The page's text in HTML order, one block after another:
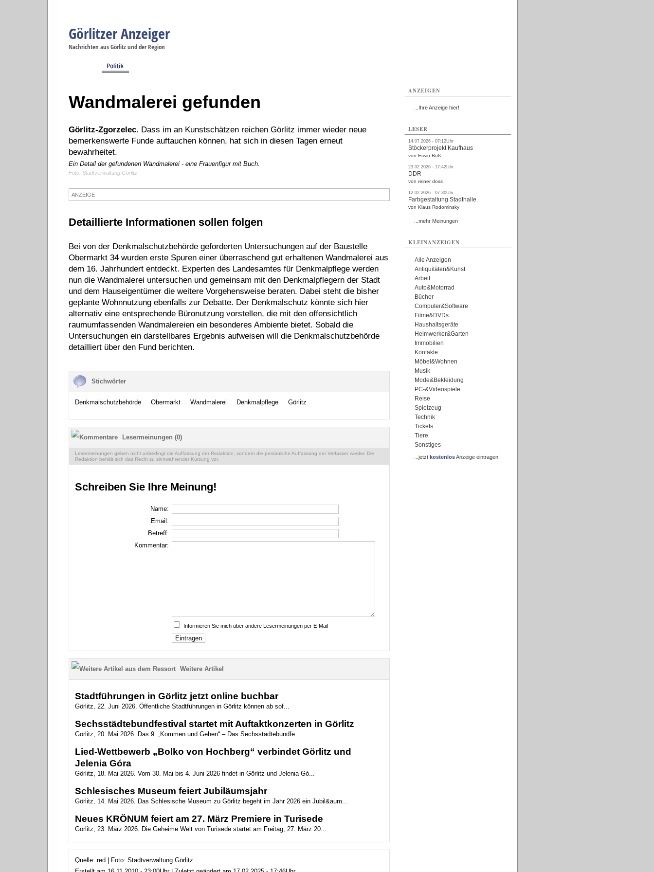
Görlitzer Anzeiger
Nachrichten aus Görlitz und der Region
Wandmalerei gefunden
Görlitz-Zgorzelec. Dass im an Kunstschätzen reichen Görlitz immer wieder neue
bemerkenswerte Funde auftauchen können, hat sich in diesen Tagen erneut
bewahrheitet.
Ein Detail der gefundenen Wandmalerei - eine Frauenfigur mit Buch.
Foto: Stadtverwaltung Görlitz
ANZEIGE
Detaillierte Informationen sollen folgen
Bei von der Denkmalschutzbehörde geforderten Untersuchungen auf der Baustelle
Obermarkt 34 wurden erste Spuren einer überraschend gut erhaltenen Wandmalerei aus
dem 16. Jahrhundert entdeckt. Experten des Landesamtes für Denkmalpflege werden
nun die Wandmalerei untersuchen und gemeinsam mit den Denkmalpflegern der Stadt
und dem Hauseigentümer die weitere Vorgehensweise beraten. Dabei steht die bisher
geplante Wohnnutzung ebenfalls zur Debatte. Der Denkmalschutz könnte sich hier
alternativ eine entsprechende Büronutzung vorstellen, die mit den offensichtlich
raumumfassenden Wandmalereien ein besonderes Ambiente bietet. Sobald die
Untersuchungen ein darstellbares Ergebnis aufweisen will die Denkmalschutzbehörde
detailliert über den Fund berichten.
Stichwörter
Denkmalschutzbehörde Obermarkt Wandmalerei Denkmalpflege Görlitz
Lesermeinungen (0)
Lesermeinungen geben nicht unbedingt die Auffassung der Redaktion, sondern die persönliche Auffassung der Verfasser wieder. Die
Redaktion behält sich das Recht zu sinnwahrender Kürzung vor.
Schreiben Sie Ihre Meinung!
Name:
Email:
Betreff:
Kommentar:
Informieren Sie mich über andere Lesermeinungen per E-Mail
Weitere Artikel
Stadtführungen in Görlitz jetzt online buchbar
Görlitz, 22. Juni 2026. Öffentliche Stadtführungen in Görlitz können ab sof...
Sechsstädtebundfestival startet mit Auftaktkonzerten in Görlitz
Görlitz, 20. Mai 2026. Das 9. „Kommen und Gehen“ – Das Sechsstädtebundfe...
Lied-Wettbewerb „Bolko von Hochberg“ verbindet Görlitz und
Jelenia Góra
Görlitz, 18. Mai 2026. Vom 30. Mai bis 4. Juni 2026 findet in Görlitz und Jelenia Gó...
Schlesisches Museum feiert Jubiläumsjahr
Görlitz, 14. Mai 2026. Das Schlesische Museum zu Görlitz begeht im Jahr 2026 ein Jubil&aum...
Neues KRÖNUM feiert am 27. März Premiere in Turisede
Görlitz, 23. März 2026. Die Geheime Welt von Turisede startet am Freitag, 27. März 20...
Quelle: red | Foto: Stadtverwaltung Görlitz
ANZEIGEN
...Ihre Anzeige hier!
LESER
14.07.2026 - 07:12Uhr
Stöckerprojekt Kaufhaus
von Erwin Buß
23.02.2026 - 17:42Uhr
DDR
von reiner doss
12.02.2026 - 07:30Uhr
Farbgestaltung Stadthalle
von Klaus Rodominsky
...mehr Meinungen
KLEINANZEIGEN
Alle Anzeigen
Antiquitäten&Kunst
Arbeit
Auto&Motorrad
Bücher
Computer&Software
Filme&DVDs
Haushaltsgeräte
Heimwerker&Garten
Immobilien
Kontakte
Möbel&Wohnen
Musik
Mode&Bekleidung
PC-&Videospiele
Reise
Spielzeug
Technik
Tickets
Tiere
Sonstiges
...jetzt kostenlosAnzeige eintragen!